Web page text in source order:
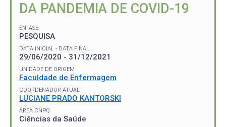
DA PANDEMIA DE COVID-19
ÊNFASE
PESQUISA
DATA INICIAL - DATA FINAL
29/06/2020 - 31/12/2021
UNIDADE DE ORIGEM
Faculdade de Enfermagem
COORDENADOR ATUAL
LUCIANE PRADO KANTORSKI
ÁREA CNPQ
Ciências da Saúde